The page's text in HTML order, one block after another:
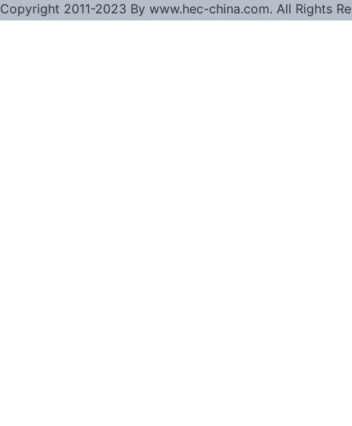
Copyright 2011-2023 By www.hec-china.com. All Rights